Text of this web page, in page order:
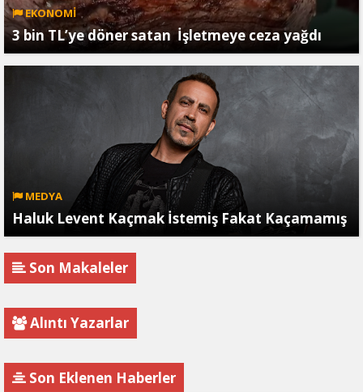
EKONOMİ
3 bin TL’ye döner satan İşletmeye ceza yağdı
MEDYA
Haluk Levent Kaçmak İstemiş Fakat Kaçamamış
Son Makaleler
Alıntı Yazarlar
Son Eklenen Haberler